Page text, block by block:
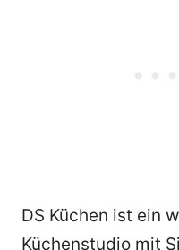
DS Küchen ist ein
Küchenstudio mit